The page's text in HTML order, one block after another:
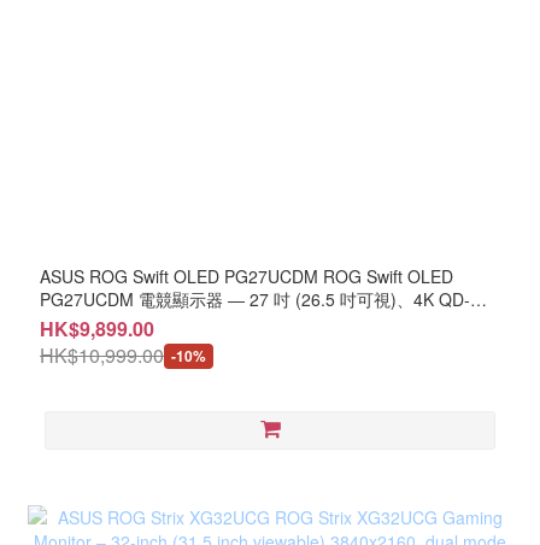
ASUS ROG Swift OLED PG27UCDM ROG Swift OLED
PG27UCDM 電競顯示器 ― 27 吋 (26.5 吋可視)、4K QD-
OLED 面板、240 Hz、0.03 ms(GTG) 反應時間、OLED Anti-
Flicker 2.0、特製散熱器、OLED Care Pro、Neo 接近感應
器、G-SYNC® 相容、VESA DisplayHDR™ 400 True Black、
HK$9,899.00
HK$10,999.00 -10%